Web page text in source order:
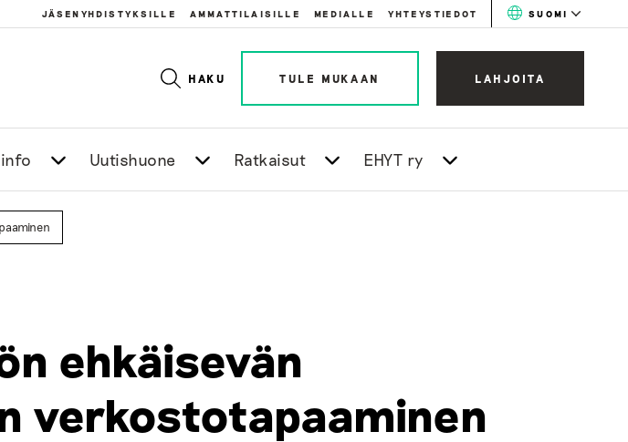
JÄSENYHDISTYKSILLE AMMATTILAISILLE MEDIALLE YHTEYSTIEDOT SUOMI
HAKU TULE MUKAAN LAHJOITA
Uutishuone Ratkaisut EHYT ry
ehkäisevän
verkostotapaaminen